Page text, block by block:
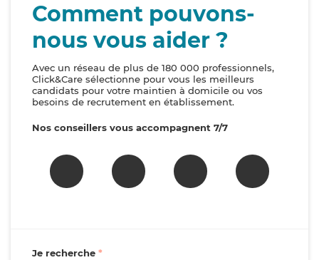
Comment pouvons-
nous vous aider ?
Avec un réseau de plus de 180 000 professionnels,
Click&Care sélectionne pour vous les meilleurs
candidats pour votre maintien à domicile ou vos
besoins de recrutement en établissement.
Nos conseillers vous accompagnent 7/7
Je recherche